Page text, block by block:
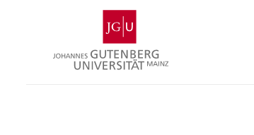
Gutenberg-
Universität
Mainz